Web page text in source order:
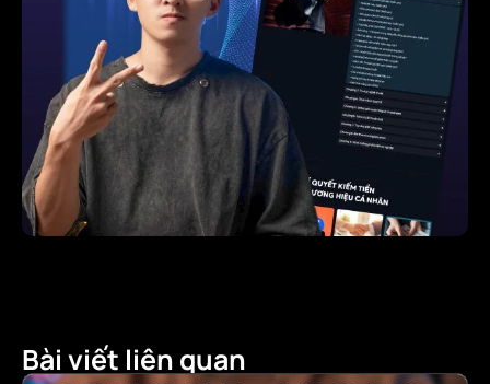
Bài viết liên quan